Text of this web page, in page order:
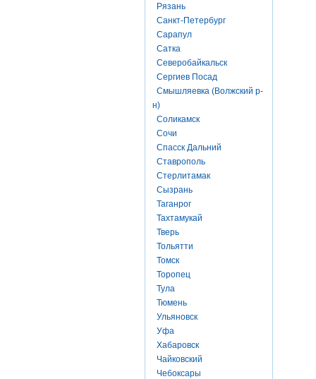
Рязань
Санкт-Петербург
Сарапул
Сатка
Северобайкальск
Сергиев Посад
Смышляевка (Волжский р-
н)
Соликамск
Сочи
Спасск Дальний
Ставрополь
Стерлитамак
Сызрань
Таганрог
Тахтамукай
Тверь
Тольятти
Томск
Торопец
Тула
Тюмень
Ульяновск
Уфа
Хабаровск
Чайковский
Чебоксары